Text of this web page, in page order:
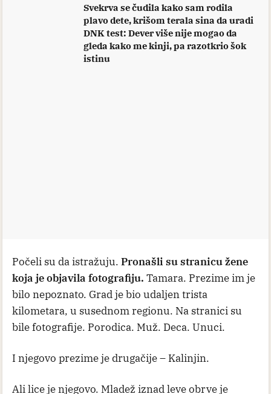
Svekrva se čudila kako sam rodila
plavo dete, krišom terala sina da uradi
DNK test: Dever više nije mogao da
gleda kako me kinji, pa razotkrio šok
istinu
Počeli su da istražuju. Pronašli su stranicu žene
koja je objavila fotografiju. Tamara. Prezime im je
bilo nepoznato. Grad je bio udaljen trista
kilometara, u susednom regionu. Na stranici su
bile fotografije. Porodica. Muž. Deca. Unuci.
I njegovo prezime je drugačije – Kalinjin.
Ali lice je njegovo. Mladež iznad leve obrve je